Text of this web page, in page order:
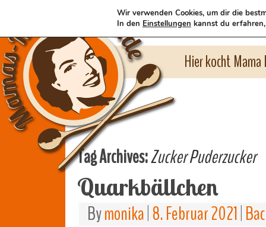
Hier kocht
Tag Archives:Zucker Puderzucker
Quarkbällchen
Bymonika 8. Februar 2021
Wir verwenden Cookies, um dir die
In den Einstellungen kannst du